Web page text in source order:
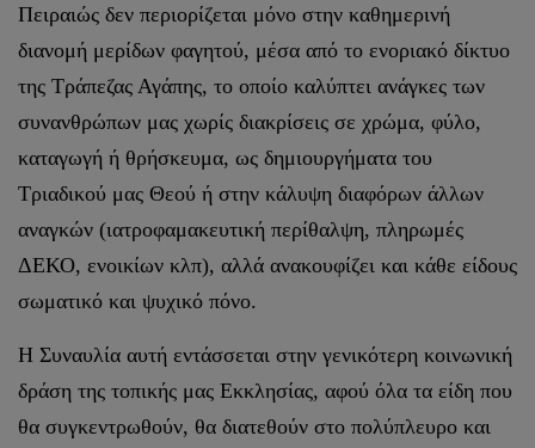
Πειραιώς δεν περιορίζεται μόνο στην καθημερινή
διανομή μερίδων φαγητού, μέσα από το ενοριακό δίκτυο
της Τράπεζας Αγάπης, το οποίο καλύπτει ανάγκες των
συνανθρώπων μας χωρίς διακρίσεις σε χρώμα, φύλο,
καταγωγή ή θρήσκευμα, ως δημιουργήματα του
Τριαδικού μας Θεού ή στην κάλυψη διαφόρων άλλων
αναγκών (ιατροφαμακευτική περίθαλψη, πληρωμές
ΔΕΚΟ, ενοικίων κλπ), αλλά ανακουφίζει και κάθε είδους
σωματικό και ψυχικό πόνο.
Η Συναυλία αυτή εντάσσεται στην γενικότερη κοινωνική
δράση της τοπικής μας Εκκλησίας, αφού όλα τα είδη που
θα συγκεντρωθούν, θα διατεθούν στο πολύπλευρο και